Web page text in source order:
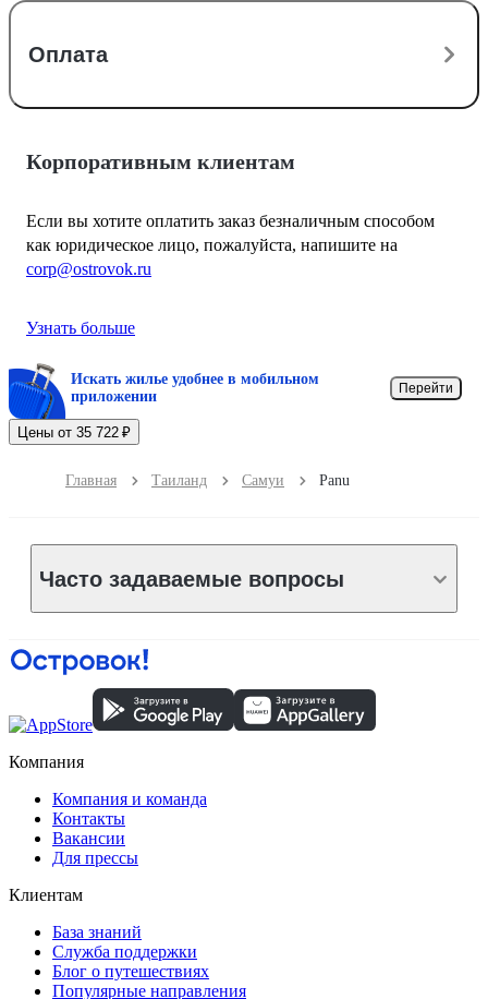
Оплата
Корпоративным клиентам
Если вы хотите оплатить заказ безналичным способом
как юридическое лицо, пожалуйста, напишите на
corp@ostrovok.ru
Узнать больше
Искать жилье удобнее в мобильном
приложении
Перейти
Цены от 35 722 ₽
Главная Таиланд Самуи Panu
Часто задаваемые вопросы
Компания
Компания и команда
Контакты
Вакансии
Для прессы
Клиентам
База знаний
Служба поддержки
Блог о путешествиях
Популярные направления